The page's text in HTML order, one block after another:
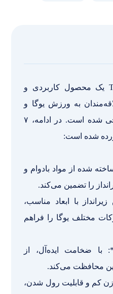
زیرانداز یوگا مدل TRO478 یک محصول کاربردی و
به ورزش یوگا و
تمرینات تناسب اندام طراحی شده است. در ادامه، ۷
شده است:
شده از مواد بادوام و
را تضمین می‌کند.
با ابعاد مناسب،
مختلف یوگا را فراهم
با ضخامت ایده‌آل، از
محافظت می‌کند.
کم و قابلیت رول شدن،